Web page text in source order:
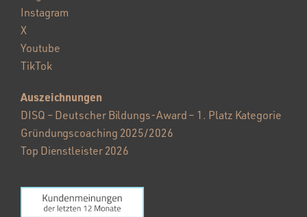
Instagram
X
Youtube
TikTok
Auszeichnungen
DISQ – Deutscher Bildungs-Award – 1. Platz Kategorie
Gründungscoaching 2025/2026
Top Dienstleister 2026